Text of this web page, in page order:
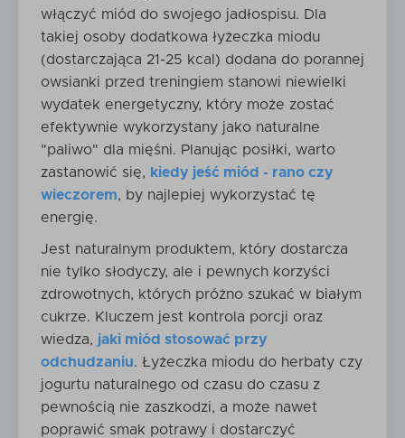
włączyć miód do swojego jadłospisu. Dla
takiej osoby dodatkowa łyżeczka miodu
(dostarczająca 21-25 kcal) dodana do porannej
owsianki przed treningiem stanowi niewielki
wydatek energetyczny, który może zostać
efektywnie wykorzystany jako naturalne
"paliwo" dla mięśni. Planując posiłki, warto
zastanowić się, kiedy jeść miód - rano czy
wieczorem, by najlepiej wykorzystać tę
energię.
Jest naturalnym produktem, który dostarcza
nie tylko słodyczy, ale i pewnych korzyści
zdrowotnych, których próżno szukać w białym
cukrze. Kluczem jest kontrola porcji oraz
wiedza, jaki miód stosować przy
odchudzaniu. Łyżeczka miodu do herbaty czy
jogurtu naturalnego od czasu do czasu z
pewnością nie zaszkodzi, a może nawet
poprawić smak potrawy i dostarczyć